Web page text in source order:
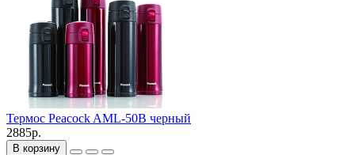
Термос Peacock AML-50B черный
2885р.
В корзину